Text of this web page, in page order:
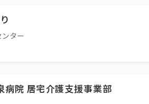
ター
病院 居宅介護支援事業部